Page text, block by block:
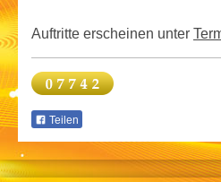
Auftritte erscheinen unter
Teilen